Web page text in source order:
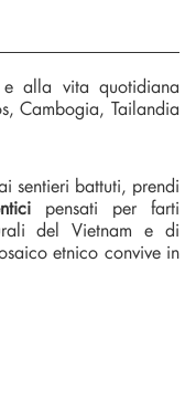
alla vita quotidiana
Cambogia, Tailandia
sentieri battuti, prendi
pensati per farti
del Vietnam e di
etnico convive in